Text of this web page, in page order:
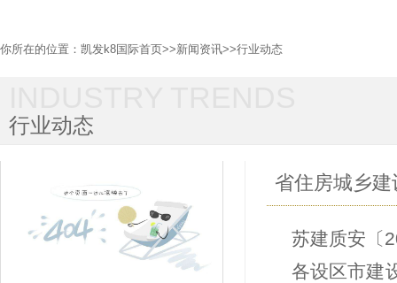
你所在的位置： 凯发k8国际首页>>新闻资讯>>行业动态
行业动态
省住房城乡
苏建质安 〔
各设区市建